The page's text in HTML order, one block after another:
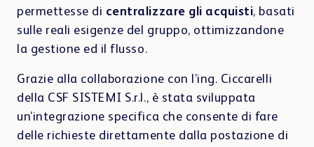
permettesse di centralizzare gli acquisti, basati
sulle reali esigenze del gruppo, ottimizzandone
la gestione ed il flusso.
Grazie alla collaborazione con l’ing. Ciccarelli
della CSF SISTEMI S.r.l., è stata sviluppata
un’integrazione specifica che consente di fare
delle richieste direttamente dalla postazione di